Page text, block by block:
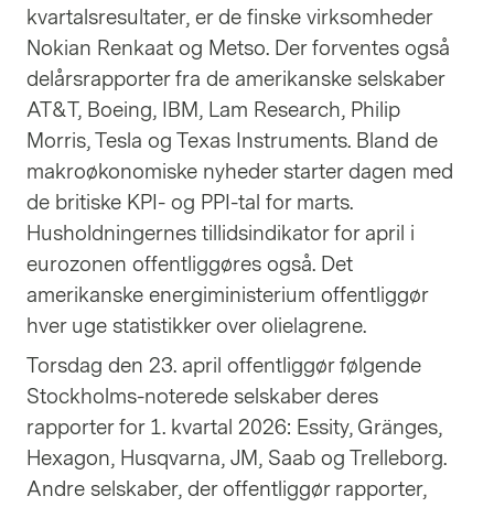
kvartalsresultater, er de finske virksomheder
Nokian Renkaat og Metso. Der forventes også
delårsrapporter fra de amerikanske selskaber
AT&T, Boeing, IBM, Lam Research, Philip
Morris, Tesla og Texas Instruments. Bland de
makroøkonomiske nyheder starter dagen med
de britiske KPI- og PPI-tal for marts.
Husholdningernes tillidsindikator for april i
eurozonen offentliggøres også. Det
amerikanske energiministerium offentliggør
hver uge statistikker over olielagrene.
Torsdag den 23. april offentliggør følgende
Stockholms-noterede selskaber deres
rapporter for 1. kvartal 2026: Essity, Gränges,
Hexagon, Husqvarna, JM, Saab og Trelleborg.
Andre selskaber, der offentliggør rapporter,